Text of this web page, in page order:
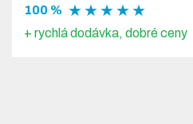
100 % ★ ★ ★ ★ ★
+ rychlá dodávka, dobré ceny